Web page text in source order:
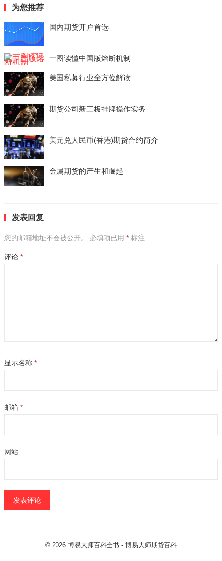
为您推荐
国内期货开户首选
一图读懂中国版熔断机制
美国私募行业全方位解读
期货公司新三板挂牌操作实务
美元兑人民币(香港)期货合约简介
金属期货的产生和崛起
发表回复
您的邮箱地址不会被公开。 必填项已用 *标注
评论 *
显示名称 *
邮箱 *
网站
© 2026 博易大师百科全书 - 博易大师期货百科